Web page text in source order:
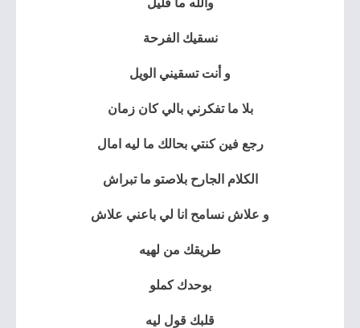
والله ما قليل
نسقيك الفرحة
و أنت تسقيني الويل
بلا ما تفكرني بالي كان زمان
رجع فين كنتي بحالك ما ليه امال
الكلام الجارح بلاصتو ما تبراش
و علاش نسامح انا لي باعني علاش
طريقك من لهيه
بوحدك كملو
قلبك قول ليه